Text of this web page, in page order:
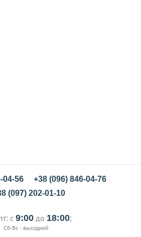
04-56
+38 (096) 846-04-76
(097) 202-01-10
с 9:00до 18:00;
Сб-Вс - выходной